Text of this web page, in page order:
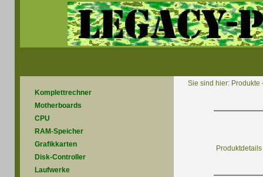
Komplettrechner
Motherboards
CPU
RAM-Speicher
Grafikkarten
Disk-Controller
Laufwerke
Sie sind hier: Produkte
Produktdetails